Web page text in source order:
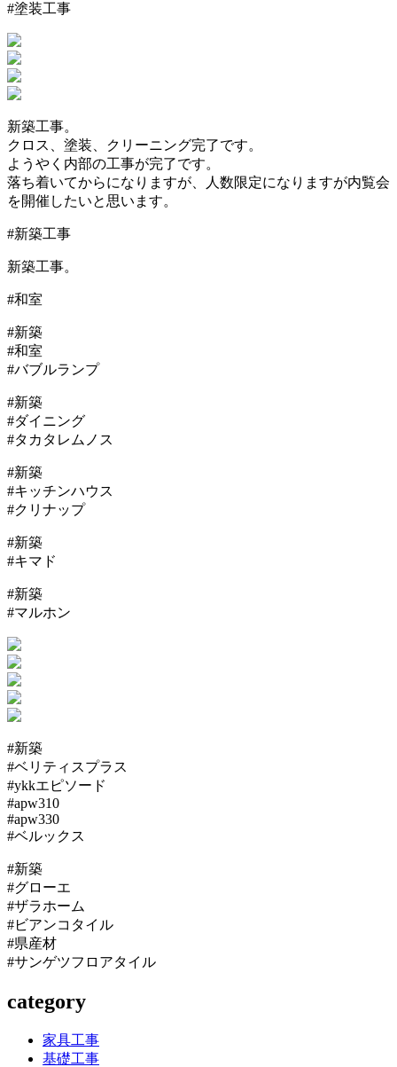
#塗装工事
新築工事。
クロス、塗装、クリーニング完了です。
ようやく内部の工事が完了です。
落ち着いてからになりますが、人数限定になりますが内覧会
を開催したいと思います。
#新築工事
新築工事。
#和室
#新築
#和室
#バブルランプ
#新築
#ダイニング
#タカタレムノス
#新築
#キッチンハウス
#クリナップ
#新築
#キマド
#新築
#マルホン
#新築
#ベリティスプラス
#ykkエピソード
#apw310
#apw330
#ベルックス
#新築
#グローエ
#ザラホーム
#ビアンコタイル
#県産材
#サンゲツフロアタイル
category
家具工事
基礎工事